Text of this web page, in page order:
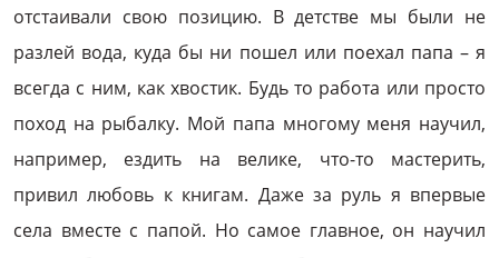
отстаивали свою позицию. В детстве мы были не
разлей вода, куда бы ни пошел или поехал папа – я
всегда с ним, как хвостик. Будь то работа или просто
поход на рыбалку. Мой папа многому меня научил,
например, ездить на велике, что-то мастерить,
привил любовь к книгам. Даже за руль я впервые
села вместе с папой. Но самое главное, он научил